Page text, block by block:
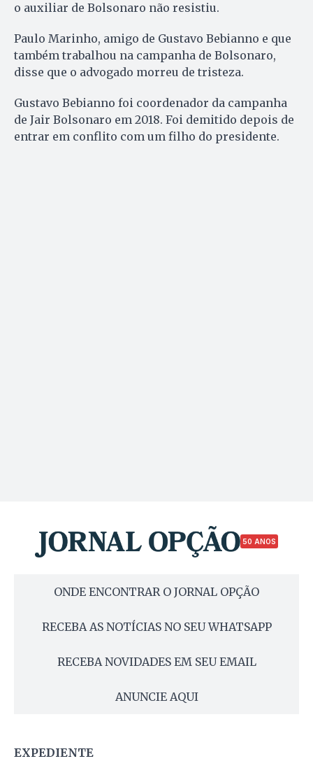
o auxiliar de Bolsonaro não resistiu.
Paulo Marinho, amigo de Gustavo Bebianno e que
também trabalhou na campanha de Bolsonaro,
disse que o advogado morreu de tristeza.
Gustavo Bebianno foi coordenador da campanha
de Jair Bolsonaro em 2018. Foi demitido depois de
entrar em conflito com um filho do presidente.
50 ANOS
ONDE ENCONTRAR O JORNAL OPÇÃO
RECEBA AS NOTÍCIAS NO SEU WHATSAPP
RECEBA NOVIDADES EM SEU EMAIL
ANUNCIE AQUI
EXPEDIENTE